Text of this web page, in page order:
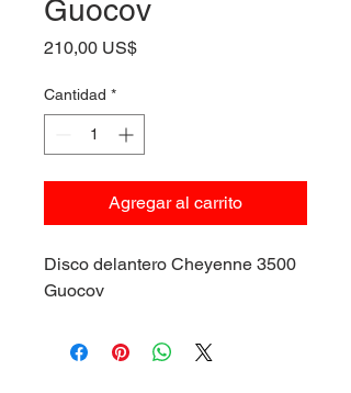
Guocov
210,00 US$Precio
Cantidad *
Agregar al carrito
Disco delantero Cheyenne 3500
Guocov